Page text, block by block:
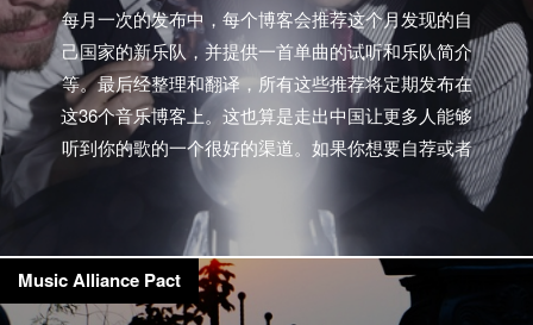
每月一次的发布中，每个博客会推荐这个月发现的自
己国家的新乐队，并提供一首单曲的试听和乐队简介
等。最后经整理和翻译，所有这些推荐将定期发布在
这36个音乐博客上。这也算是走出中国让更多人能够
听到你的歌的一个很好的渠道。如果你想要自荐或者
推荐国内乐队或者音乐人的话，欢迎邮件到
wooozy[at]spli-t.com和我们联系。 你可以单独试听每
首歌曲，或者点击这里进行39首歌曲的打包下载。
ARGENTINA: Zonaindie Olga – Dolor De Nuevo
Before you ask, Olga is not a solo artist but a band led
Music Alliance Pact